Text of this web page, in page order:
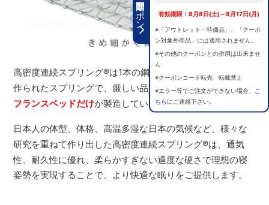
期間限定クーポン 有効期限：8月8日(土)～8月17日(月)
※「アウトレット・特価品」、「クーポ
ン対象外商品」には適用されません。
※その他のクーポンとの併用は出来ませ
ん
※クーポンコード転売、転載禁止
※エラー等でご注文ができない場合、
こ
ちらにご連絡下さい。
高密度連続スプリング®は1本の鋼線を高密度に編み込んで
作られたスプリングで、厳しい品質管理のもと国内で唯一
フランスベッドだけが製造しているスプリングです。
日本人の体型、体格、高温多湿な日本の気候など、様々な
研究を重ねて作り出した高密度連続スプリング®は、通気
性、耐久性に優れ、柔らかすぎない適度な硬さで理想の寝
姿勢を実現することで、より快適な眠りをご提供します。